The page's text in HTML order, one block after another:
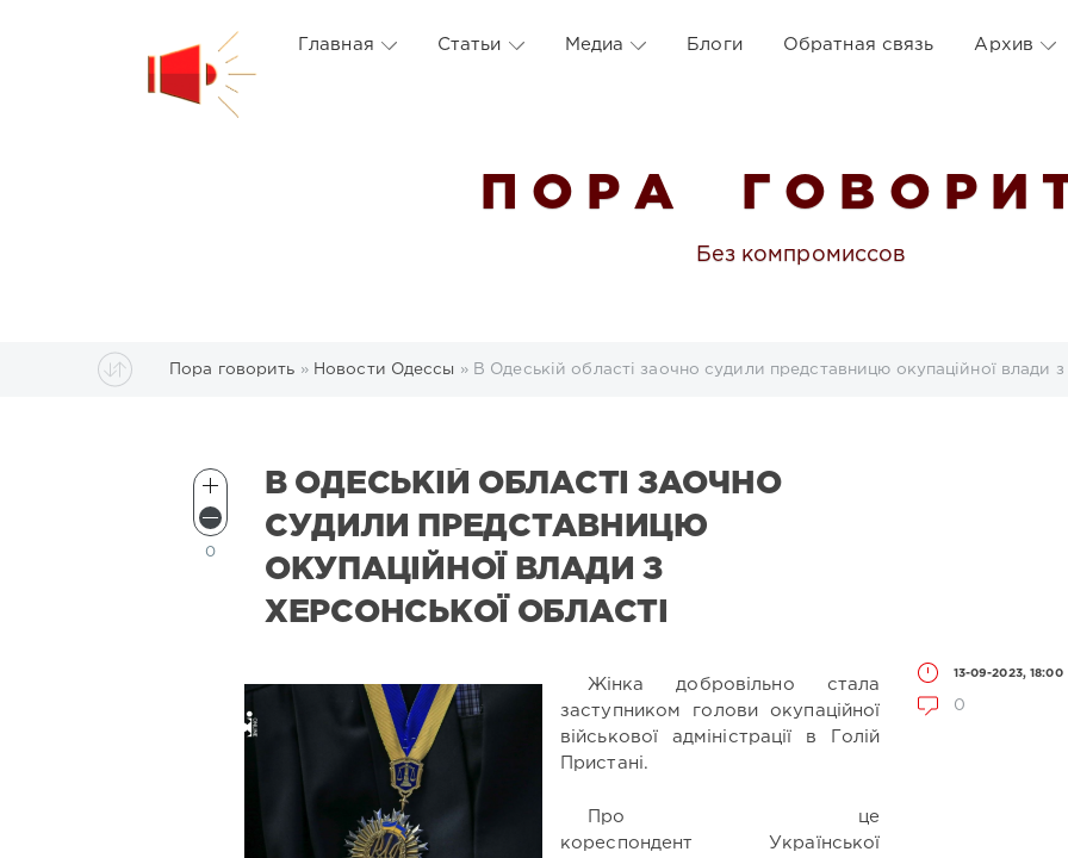
Главная Статьи Медиа Блоги Обратная связь Архив
П О Р А Г О В О Р И
Без компромиссов
Пора говорить » Новости Одессы » В Одеській області заочно судили представницю окупаційної влади з
В ОДЕСЬКІЙ ОБЛАСТІ ЗАОЧНО
СУДИЛИ ПРЕДСТАВНИЦЮ
ОКУПАЦІЙНОЇ ВЛАДИ З
ХЕРСОНСЬКОЇ ОБЛАСТІ
13-09-2023, 18:00
0
0
Жінка добровільно стала
заступником голови окупаційної
військової адміністрації в Голій
Пристані.
Про це
кореспондент Української